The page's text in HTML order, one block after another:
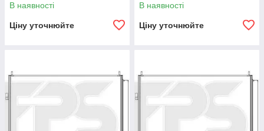
В наявності
Ціну уточнюйте
В наявності
Ціну уточнюйте